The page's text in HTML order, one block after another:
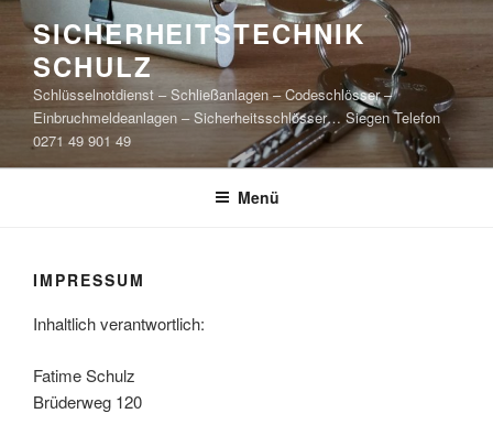
Inhalt
springen
SICHERHEITSTECHNIK
SCHULZ
Schlüsselnotdienst – Schließanlagen – Codeschlösser –
Einbruchmeldeanlagen – Sicherheitsschlösser… Siegen Telefon
0271 49 901 49
Menü
IMPRESSUM
Inhaltlich verantwortlich:
Fatime Schulz
Brüderweg 120